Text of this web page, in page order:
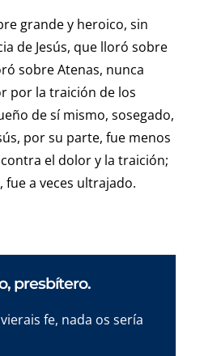
grande y heroico, sin
de Jesús, que lloró sobre
sobre Atenas, nunca
por la traición de los
de sí mismo, sosegado,
por su parte, fue menos
el dolor y la traición;
fue a veces ultrajado.
presbítero.
fe, nada os sería